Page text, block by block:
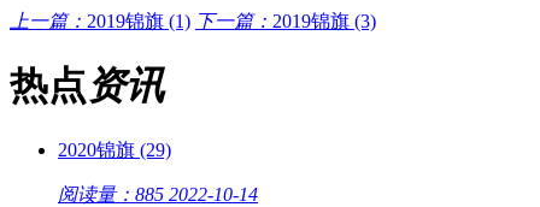
上一篇： 2019锦旗 (1) 下一篇： 2019锦旗 (3)
热点资讯
2020锦旗 (29)
阅读量：885 2022-10-14